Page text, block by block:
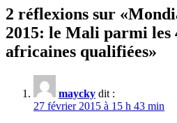
2 réflexions sur «
2015: le Mali parmi les
africaines qualifiées»
maycky dit :
27 février 2015 à 15 h 43 min